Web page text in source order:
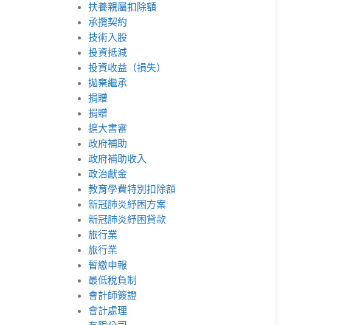
扶養親屬扣除額
承攬契約
技術入股
投資抵減
投資收益（損失）
拋棄繼承
捐贈
捐贈
擴大書審
政府補助
政府補助收入
政治獻金
教育學費特別扣除額
新冠肺炎紓困方案
新冠肺炎紓困貸款
旅行業
旅行業
暫繳申報
最低稅負制
會計師簽證
會計處理